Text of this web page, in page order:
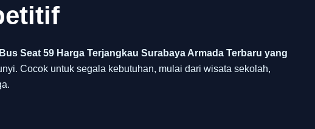
Seat 59 Harga Terjangkau Surabaya Armada Terbaru yang
Cocok untuk segala kebutuhan, mulai dari wisata sekolah,